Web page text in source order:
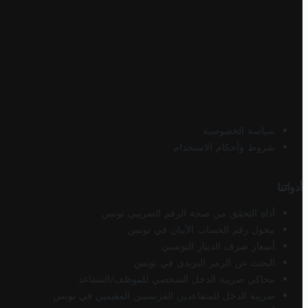
سياسة الخصوصية
شروط وأحكام الاستخدام
أدواتنا
أداة التحقق من صحة الرقم الضريبي تونس
محول رقم الحساب الآيبان في تونس
أسعار صرف الدينار التونسي
البحث عن الرمز البريدي في تونس
محاكي ضريبة الدخل الشخصي للموظف/المتقاعد
ضريبة الدخل للمتقاعدين الفرنسيين المقيمين في تونس